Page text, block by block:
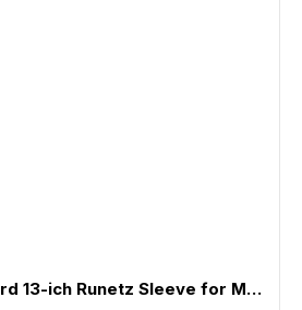
Чохол Hard 13-ich Runetz Sleeve for MacBook 13“/Laptop Gray (H-13.Gray)